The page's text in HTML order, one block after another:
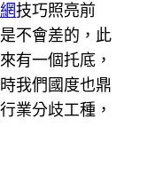
技巧照亮前
不會差的，此
有一個托底，
我們國度也鼎
業分歧工種，